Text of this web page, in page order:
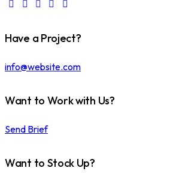
Have a Project?
info@website.com
Want to Work with Us?
Send Brief
Want to Stock Up?